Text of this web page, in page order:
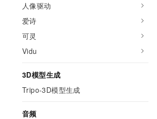
人像驱动
爱诗
可灵
Vidu
3D模型生成
Tripo-3D模型生成
音频
专有云